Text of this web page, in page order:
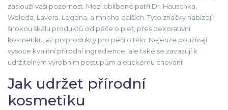
zaslouží vaši pozornost. Mezi oblíbené patří Dr. Hauschka,
Weleda, Lavera, Logona, a mnoho dalších. Tyto značky nabízejí
širokou škálu produktů od péče o pleť, přes dekorativní
kosmetiku, až po produkty pro péči o tělo. Nejenže používají
vysoce kvalitní přírodní ingredience, ale také se zavazují k
udržitelným výrobním postupům a etickému chování.
Jak udržet přírodní
kosmetiku